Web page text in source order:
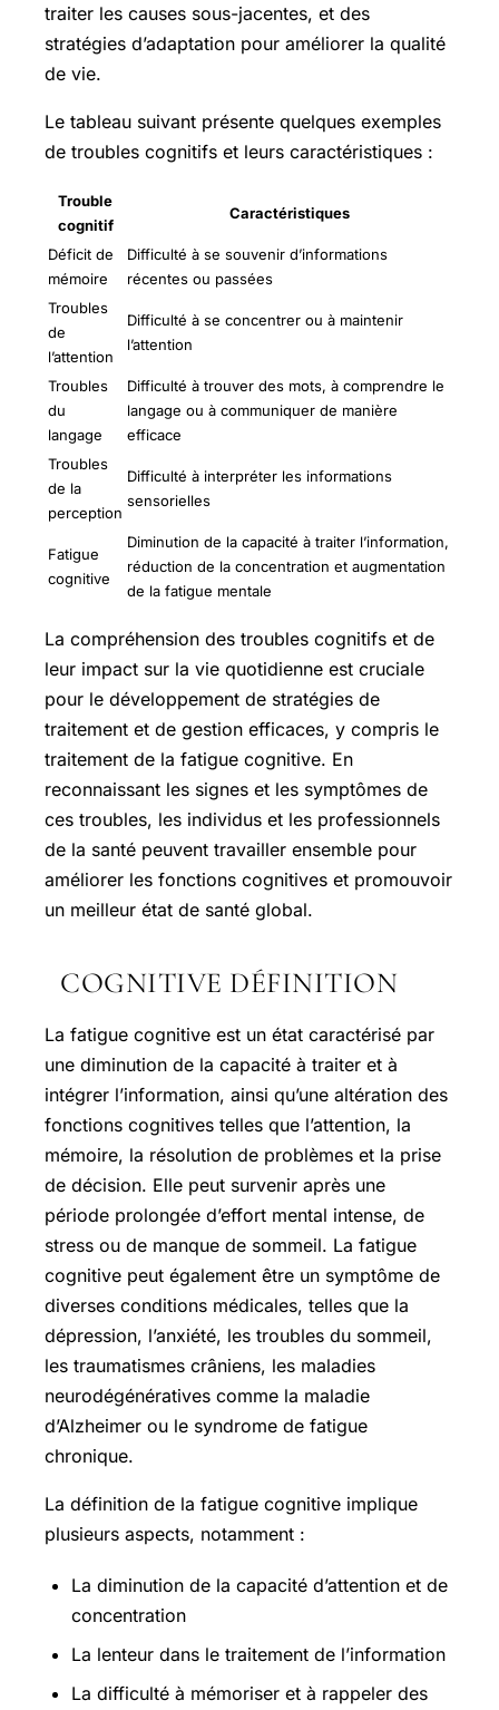
traiter les causes sous-jacentes, et des
stratégies d’adaptation pour améliorer la qualité
de vie.
Le tableau suivant présente quelques exemples
de troubles cognitifs et leurs caractéristiques :
Trouble
cognitif
Caractéristiques
Déficit de
mémoire
Difficulté à se souvenir d’informations
récentes ou passées
Troubles
de
l’attention
Difficulté à se concentrer ou à maintenir
l’attention
Troubles
du
langage
Difficulté à trouver des mots, à comprendre le
langage ou à communiquer de manière
efficace
Troubles
de la
perception
Difficulté à interpréter les informations
sensorielles
Fatigue
cognitive
Diminution de la capacité à traiter l’information,
réduction de la concentration et augmentation
de la fatigue mentale
La compréhension des troubles cognitifs et de
leur impact sur la vie quotidienne est cruciale
pour le développement de stratégies de
traitement et de gestion efficaces, y compris le
traitement de la fatigue cognitive. En
reconnaissant les signes et les symptômes de
ces troubles, les individus et les professionnels
de la santé peuvent travailler ensemble pour
améliorer les fonctions cognitives et promouvoir
un meilleur état de santé global.
COGNITIVE DÉFINITION
La fatigue cognitive est un état caractérisé par
une diminution de la capacité à traiter et à
intégrer l’information, ainsi qu’une altération des
fonctions cognitives telles que l’attention, la
mémoire, la résolution de problèmes et la prise
de décision. Elle peut survenir après une
période prolongée d’effort mental intense, de
stress ou de manque de sommeil. La fatigue
cognitive peut également être un symptôme de
diverses conditions médicales, telles que la
dépression, l’anxiété, les troubles du sommeil,
les traumatismes crâniens, les maladies
neurodégénératives comme la maladie
d’Alzheimer ou le syndrome de fatigue
chronique.
La définition de la fatigue cognitive implique
plusieurs aspects, notamment :
La diminution de la capacité d’attention et de
concentration
La lenteur dans le traitement de l’information
La difficulté à mémoriser et à rappeler des